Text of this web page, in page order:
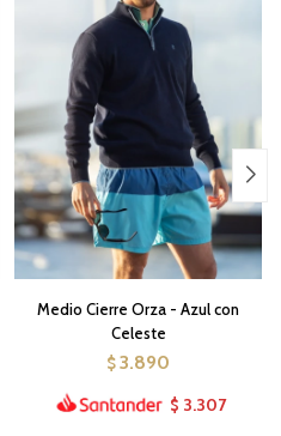
Medio Cierre Orza - Azul con
Celeste
$ 3.890
$ 3.307